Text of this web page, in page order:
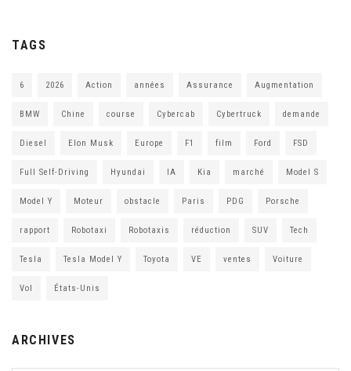
TAGS
6 2026 Action années Assurance Augmentation
BMW Chine course Cybercab Cybertruck demande
Diesel Elon Musk Europe F1 film Ford FSD
Full Self-Driving Hyundai IA Kia marché Model S
Model Y Moteur obstacle Paris PDG Porsche
rapport Robotaxi Robotaxis réduction SUV Tech
Tesla Tesla Model Y Toyota VE ventes Voiture
Vol États-Unis
ARCHIVES